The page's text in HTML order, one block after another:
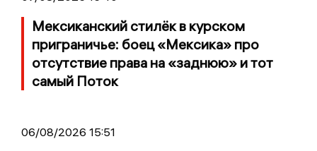
Мексиканский стилёк в курском
приграничье: боец «Мексика» про
отсутствие права на «заднюю» и тот
самый Поток
06/08/2026 15:51